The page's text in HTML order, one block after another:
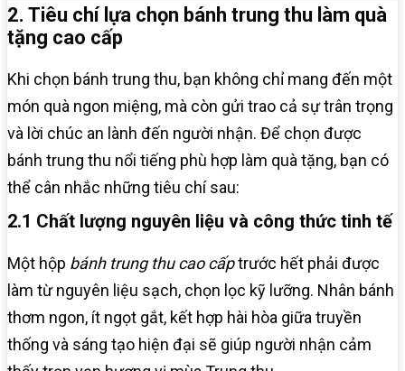
2. Tiêu chí lựa chọn bánh trung thu làm quà
tặng cao cấp
Khi chọn bánh trung thu, bạn không chỉ mang đến một
món quà ngon miệng, mà còn gửi trao cả sự trân trọng
và lời chúc an lành đến người nhận. Để chọn được
bánh trung thu nổi tiếng phù hợp làm quà tặng, bạn có
thể cân nhắc những tiêu chí sau:
2.1 Chất lượng nguyên liệu và công thức tinh tế
Một hộp bánh trung thu cao cấptrước hết phải được
làm từ nguyên liệu sạch, chọn lọc kỹ lưỡng. Nhân bánh
thơm ngon, ít ngọt gắt, kết hợp hài hòa giữa truyền
thống và sáng tạo hiện đại sẽ giúp người nhận cảm